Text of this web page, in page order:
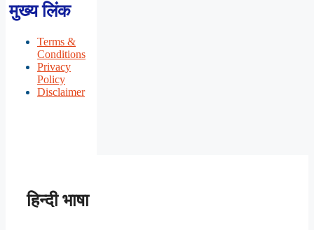
मुख्य लिंक
Terms &
Conditions
Privacy
Policy
Disclaimer
हिन्दी भाषा